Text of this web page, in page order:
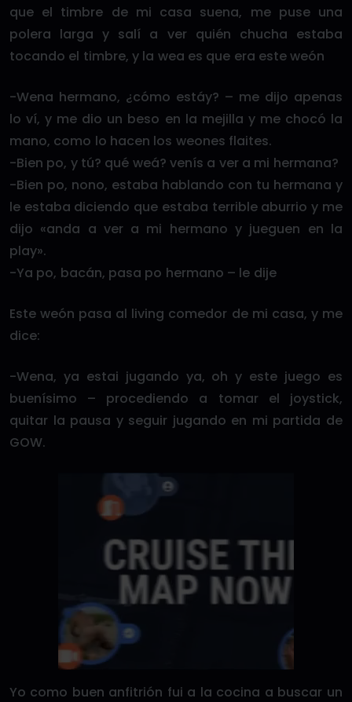
que el timbre de mi casa suena, me puse una
polera larga y salí a ver quién chucha estaba
tocando el timbre, y la wea es que era este weón
-Wena hermano, ¿cómo estáy? – me dijo apenas
lo ví, y me dio un beso en la mejilla y me chocó la
mano, como lo hacen los weones flaites.
-Bien po, y tú? qué weá? venís a ver a mi hermana?
-Bien po, nono, estaba hablando con tu hermana y
le estaba diciendo que estaba terrible aburrio y me
dijo «anda a ver a mi hermano y jueguen en la
play».
-Ya po, bacán, pasa po hermano – le dije
Este weón pasa al living comedor de mi casa, y me
dice:
-Wena, ya estai jugando ya, oh y este juego es
buenísimo – procediendo a tomar el joystick,
quitar la pausa y seguir jugando en mi partida de
GOW.
Yo como buen anfitrión fui a la cocina a buscar un